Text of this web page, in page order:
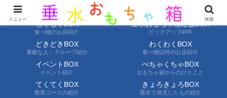
ようこそ垂水おもちゃ箱へ。垂水の情報を自分たちの目でみて聞いて伝えます
もぐもぐBOX
食べ物のお店紹介
垂水おもちゃ箱応援BOX
ピックアップ#PR
どきどきBOX
素敵な人・グループ紹介
わくわくBOX
食べ物以外のお店紹介
イベントBOX
イベント紹介
ぺちゃくちゃBOX
おもちゃ箱からのひとこと
てくてくBOX
散策コースの紹介
きょろきょろBOX
垂水で発見したもの紹介
メニュー 検索